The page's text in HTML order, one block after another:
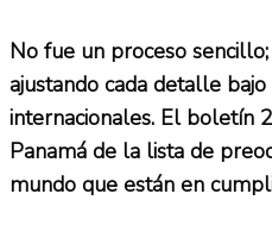
No fue un proceso
ajustando cada detalle
internacionales. El boletín
Panamá de la lista de
mundo que están en